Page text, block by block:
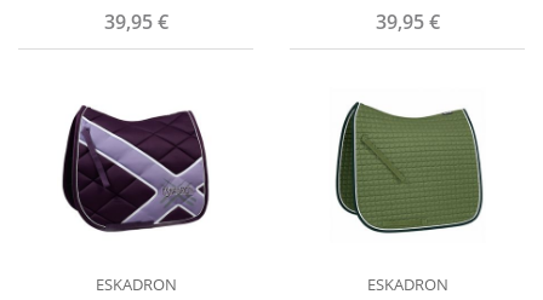
39,95 € 39,95 €
ESKADRON
ESKADRON